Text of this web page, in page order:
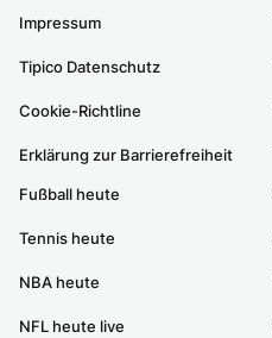
Impressum
Tipico Datenschutz
Cookie-Richtline
Erklärung zur Barrierefreiheit
Fußball heute
Tennis heute
NBA heute
NFL heute live